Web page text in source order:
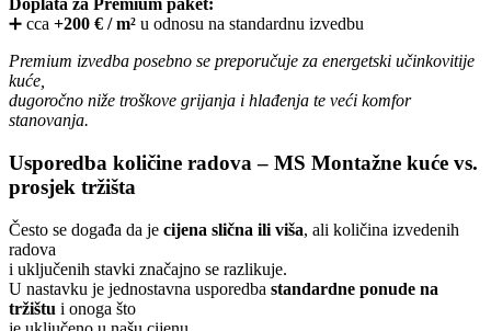
Doplata za Premium paket:
➕ cca +200 € / m² u odnosu na standardnu izvedbu
Premium izvedba posebno se preporučuje za energetski učinkovitije
kuće,
dugoročno niže troškove grijanja i hlađenja te veći komfor
stanovanja.
Usporedba količine radova – MS Montažne kuće vs.
prosjek tržišta
Često se događa da je cijena slična ili viša, ali količina izvedenih
radova
i uključenih stavki značajno se razlikuje.
U nastavku je jednostavna usporedba standardne ponude na
tržištu i onoga što